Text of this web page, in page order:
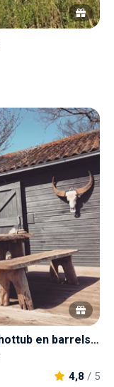
Slapen in een Schildersatelier met hottub en barrelsauna
4,8 / 5